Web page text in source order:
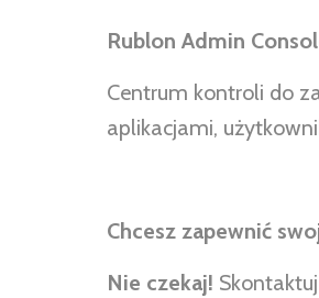
Rublon Admin
Centrum kontroli do
aplikacjami,
Chcesz zapewnić
Nie czekaj!